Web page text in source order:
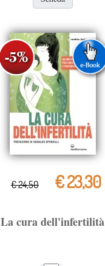
€ 24,50 € 23,30
La cura dell'infertilità